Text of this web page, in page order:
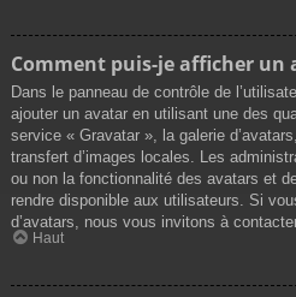
Comment puis-je afficher un
Dans le panneau de contrôle de
ajouter un avatar en utilisant une des
service « Gravatar », la galerie
transfert d’images locales. Les
ou non la fonctionnalité des avatars et
rendre disponible aux utilisateurs. Si
d’avatars, nous vous invitons à
Haut